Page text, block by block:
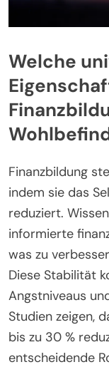
Welche
Finanzbildung
indem sie das
reduziert.
informierte
was zu
Diese Stabilität
Angstniveaus
Studien zeigen,
bis zu 30 %
entscheidende